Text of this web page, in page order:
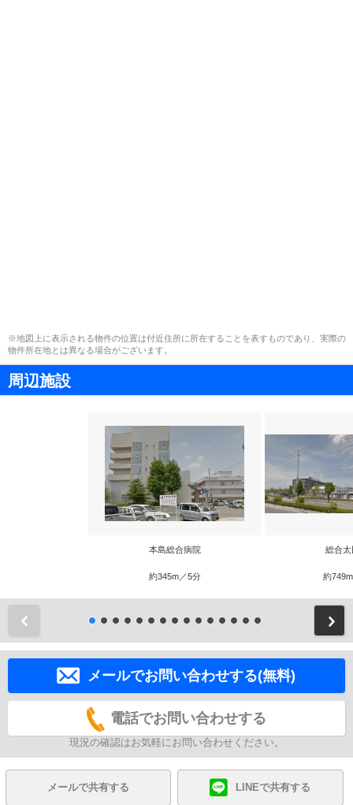
※地図上に表示される物件の位置は付近住所に所在することを表すものであり、実際の
物件所在地とは異なる場合がございます。
周辺施設
本島総合病院
約345m／5分
総合太
約
メールでお問い合わせする(無料)
電話でお問い合わせする
現況の確認はお気軽にお問い合わせください。
メールで共有する LINEで共有する